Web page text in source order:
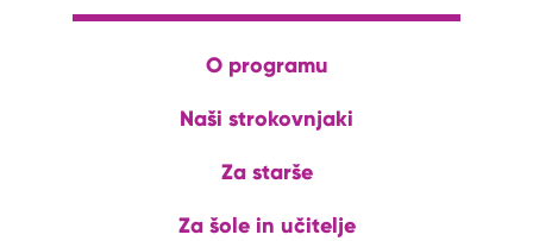
O programu
Naši strokovnjaki
Za starše
Za šole in učitelje